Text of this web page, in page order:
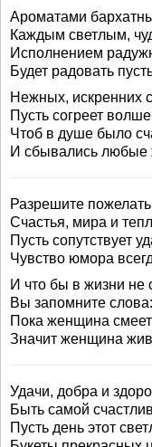
Ароматами
Каждым светлым,
Исполнением
Будет радовать
Нежных, искренних
Пусть согреет
Чтоб в душе было
И сбывались любые
Разрешите
Счастья, мира и
Пусть сопутствует
Чувство юмора
И что бы в жизни не
Вы запомните слова:
Пока женщина
Значит женщина
Удачи, добра и
Быть самой
Пусть день этот